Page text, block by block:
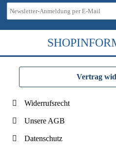
Vertrag
Widerrufsrecht
Unsere AGB
Datenschutz